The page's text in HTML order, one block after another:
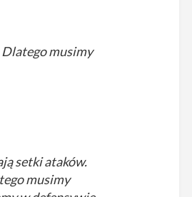
Dlatego musimy
setki ataków.
musimy